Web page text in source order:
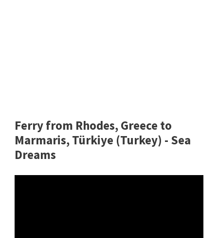
Ferry from Rhodes, Greece to
Marmaris, Türkiye (Turkey) - Sea
Dreams